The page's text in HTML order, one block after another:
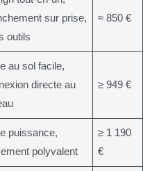
sur prise,
outils
≈ 850 €
au sol facile,
directe au
≥ 949 €
puissance,
polyvalent
≥ 1 190
€